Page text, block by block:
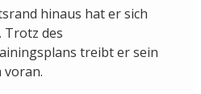
hinaus hat er sich
Trotz des
treibt er sein
voran.